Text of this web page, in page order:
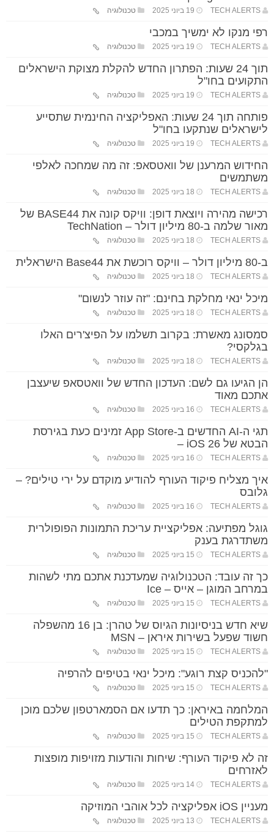
TECH ALERTS 19 ביוני 2025 טכנולוגיה
רפי מנקו לא ימשיך במכבי
TECH ALERTS 19 ביוני 2025 טכנולוגיה
תוך 24 שעות: הפתרון החדש להקלת מצוקת הישראלים
התקועים בחו"ל
TECH ALERTS 19 ביוני 2025 טכנולוגיה
פותחה תוך 24 שעות: האפליקציה החינמית שתסייע
לישראלים שנתקעו בחו"ל
TECH ALERTS 19 ביוני 2025 טכנולוגיה
החידוש המרענן של וואטסאפ: זה מה שמחכה לאלפי
משתמשים
TECH ALERTS 18 ביוני 2025 טכנולוגיה
רכישה מהירה ויוצאת דופן: וויקס קונה את BASE44 של
מאור שלמה ב-80 מיליון דולר – TechNation
TECH ALERTS 18 ביוני 2025 טכנולוגיה
ב-80 מיליון דולר – וויקס רוכשת את Base44 הישראלית
TECH ALERTS 18 ביוני 2025 טכנולוגיה
מיכל ינאי מחלקת בחינם: "זה עוזר לנשום"
TECH ALERTS 18 ביוני 2025 טכנולוגיה
סמסונג מאשרת: בקרוב תשלמו על הפיצ'רים האלו
בגלקסי?
TECH ALERTS 18 ביוני 2025 טכנולוגיה
הן הגיעו גם לשם: העדכון החדש של וואטסאפ שיעצבן
אתכם מאוד
TECH ALERTS 16 ביוני 2025 טכנולוגיה
תגי ה-AI החדשים ב-App Store זמינים כעת בגירסת
הבטא של iOS 26 –
TECH ALERTS 16 ביוני 2025 טכנולוגיה
איך מצליח פיקוד העורף להודיע מוקדם על ירי טילים? –
גלובס
TECH ALERTS 16 ביוני 2025 טכנולוגיה
גוגל מפתיעה: אפליקציית עריכת התמונות הפופולרית
משתדרגת בענק
TECH ALERTS 15 ביוני 2025 טכנולוגיה
כך זה עובד: הטכנולוגיה שמעדכנת אתכם מתי לשהות
במרחב המוגן – אייס – Ice
TECH ALERTS 15 ביוני 2025 טכנולוגיה
שיא חדש בניסיונות הגיוס של טהרן: בן 16 מהשפלה
חשוד שפעל בשירות איראן – MSN
TECH ALERTS 15 ביוני 2025 טכנולוגיה
"להכניס קצת רוגע": מיכל ינאי בטיפים להרפיה
TECH ALERTS 15 ביוני 2025 טכנולוגיה
המלחמה באיראן: כך תדעו אם הסמארטפון שלכם מוכן
למתקפת הטילים
TECH ALERTS 15 ביוני 2025 טכנולוגיה
זה לא פיקוד העורף: שיחות והודעות מזויפות מופצות
לאזרחים
TECH ALERTS 14 ביוני 2025 טכנולוגיה
מעניין iOS אפליקציה לכל אוהבי המוזיקה
TECH ALERTS 13 ביוני 2025 טכנולוגיה